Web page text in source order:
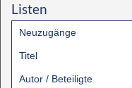
Listen
Neuzugänge
Titel
Autor / Beteiligte